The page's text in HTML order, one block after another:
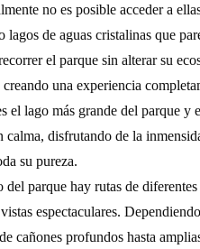
no es posible acceder a
lagos de aguas cristalinas que
el parque sin alterar su
una experiencia
el lago más grande del parque y
disfrutando de la
su pureza.
del parque hay rutas de
espectaculares.
cañones profundos hasta